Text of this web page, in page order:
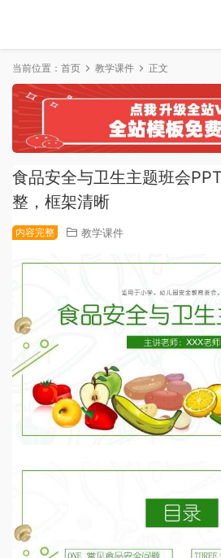
当前位置： 首页 教学课件 正文
食品安全与卫生主题班会
整，框架清晰
内容完整 教学课件